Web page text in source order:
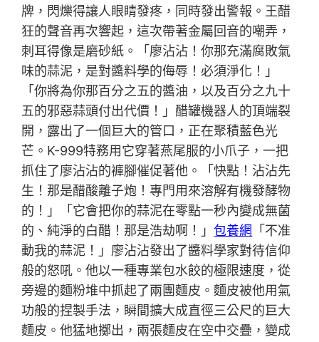
牌，閃爍得讓人眼睛發疼，同時發出警報。王醋
狂的聲音再次響起，這次帶著金屬回音的嘲弄，
刺耳得像是磨砂紙。「廖沾沾！你那充滿腐敗氣
味的蒜泥，是對醬料學的侮辱！必須淨化！」
「你將為你那百分之五的醬油，以及百分之九十
五的邪惡蒜頭付出代價！」醋罐機器人的頂端裂
開，露出了一個巨大的管口，正在聚積藍色光
芒。K-999特務用它穿著燕尾服的小爪子，一把
抓住了廖沾沾的褲腳催促著他。「快點！沾沾先
生！那是醋酸離子炮！專門用來溶解有機發酵物
的！」「它會把你的蒜泥在零點一秒內變成無菌
的、純淨的白醋！那是浩劫啊！」包養網
「不准
動我的蒜泥！」廖沾沾發出了醬料學家對待信仰
般的怒吼。他以一種專業包水餃的極限速度，從
旁邊的麵粉堆中抓起了兩團麵皮。麵皮被他用氣
功般的捏製手法，瞬間擴大成直徑三公尺的巨大
麵皮。他猛地擲出，兩張麵皮在空中交疊，變成